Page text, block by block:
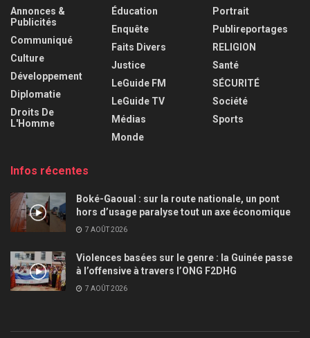
Annonces &
Publicités
Communiqué
Culture
Développement
Diplomatie
Droits De
L'Homme
Éducation
Enquête
Faits Divers
Justice
LeGuide FM
LeGuide TV
Médias
Monde
Portrait
Publireportages
RELIGION
Santé
SÉCURITÉ
Société
Sports
Infos récentes
Boké-Gaoual : sur la route nationale, un pont
hors d’usage paralyse tout un axe économique
7 AOÛT 2026
Violences basées sur le genre : la Guinée passe
à l’offensive à travers l’ONG F2DHG
7 AOÛT 2026